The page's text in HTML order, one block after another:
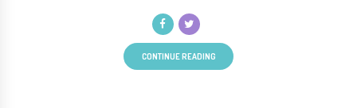
CONTINUE READING